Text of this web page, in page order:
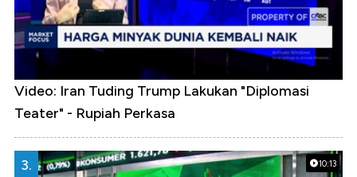
Video: Iran Tuding Trump Lakukan "Diplomasi
Teater" - Rupiah Perkasa
10:13
3.